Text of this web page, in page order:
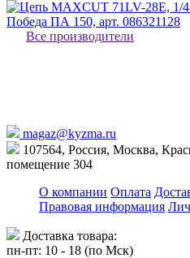
Все производители
magaz@kyzma.ru
107564, Россия, Москва,
помещение 304
О компании Оплата
Правовая информация
Доставка товара:
пн-пт: 10 - 18 (по Мск)